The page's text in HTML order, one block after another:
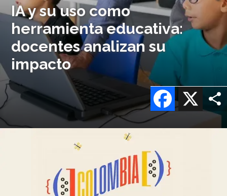
IA y su uso como
herramienta educativa:
docentes analizan su
impacto
X
Facebook